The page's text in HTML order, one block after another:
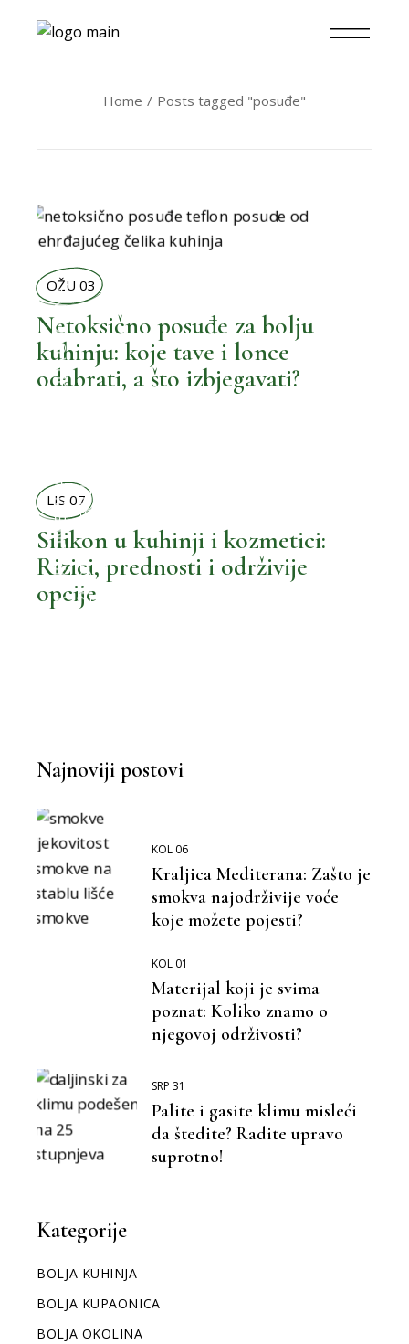
Home Posts tagged "posuđe"
BOLJA KUHINJA
BOLJA OKOLINA
,
BOLJI ŽIVOT
OŽU 03
Netoksično posuđe za bolju
kuhinju: koje tave i lonce
odabrati, a što izbjegavati?
BOLJA KUPAONICA
,
BOLJI ŽIVOT
LIS 07
Silikon u kuhinji i kozmetici:
Rizici, prednosti i održivije
opcije
Najnoviji postovi
KOL 06
Kraljica Mediterana: Zašto je
smokva najodrživije voće
koje možete pojesti?
KOL 01
Materijal koji je svima
poznat: Koliko znamo o
njegovoj održivosti?
SRP 31
Palite i gasite klimu misleći
da štedite? Radite upravo
suprotno!
Kategorije
BOLJA KUHINJA
BOLJA KUPAONICA
BOLJA OKOLINA